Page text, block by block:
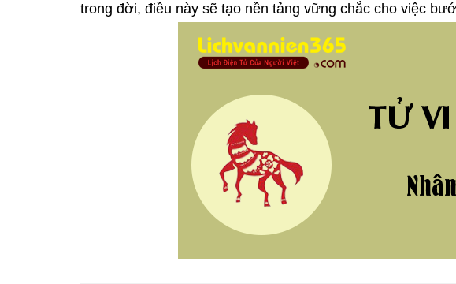
trong đời, điều này sẽ tạo nền tảng vững chắc cho việc